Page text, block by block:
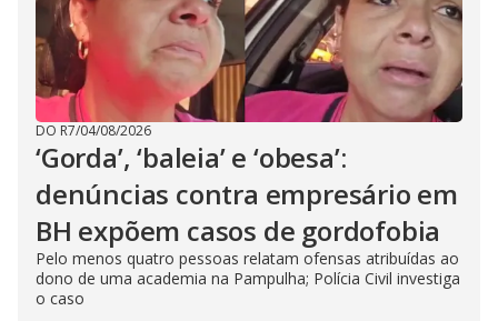
DO R7/04/08/2026
‘Gorda’, ‘baleia’ e ‘obesa’:
denúncias contra empresário em
BH expõem casos de gordofobia
Pelo menos quatro pessoas relatam ofensas atribuídas ao
dono de uma academia na Pampulha; Polícia Civil investiga
o caso